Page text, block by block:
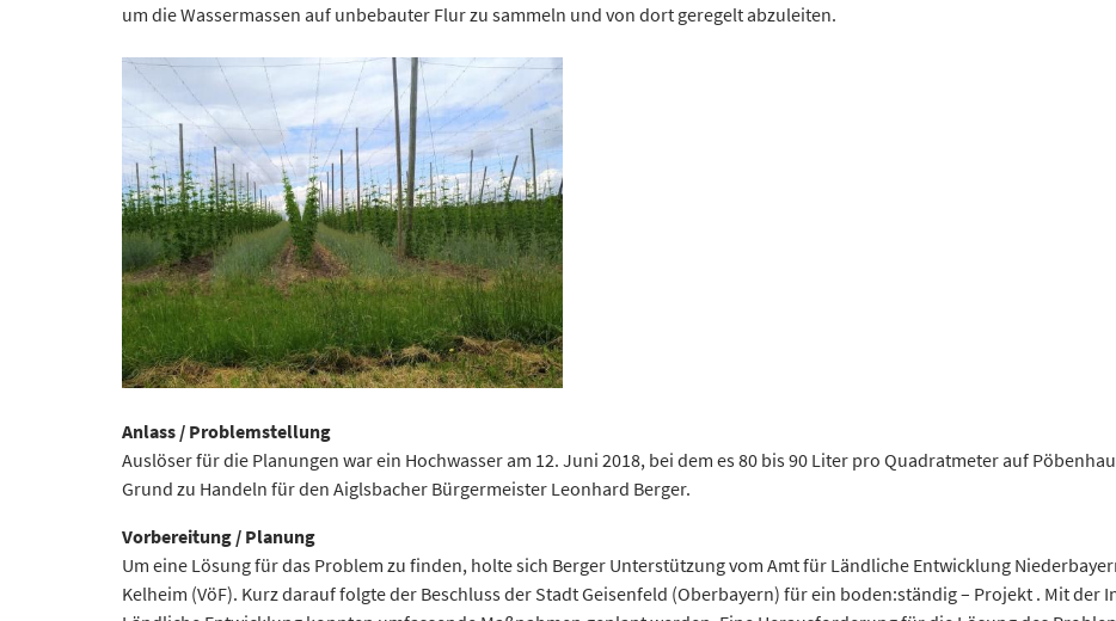
um die Wassermassen auf unbebauter Flur zu sammeln und von dort geregelt abzuleiten.
Anlass / Problemstellung
Auslöser für die Planungen war ein Hochwasser am 12. Juni 2018, bei dem es 80 bis 90 Liter pro Quadratmeter auf
Grund zu Handeln für den Aiglsbacher Bürgermeister Leonhard Berger.
Vorbereitung / Planung
Um eine Lösung für das Problem zu finden, holte sich Berger Unterstützung vom Amt für Ländliche Entwicklung
Kelheim (VöF). Kurz darauf folgte der Beschluss der Stadt Geisenfeld (Oberbayern) für ein boden:ständig – Projekt . Mit